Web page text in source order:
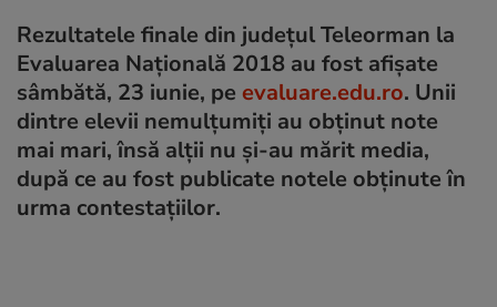
Rezultatele finale din județul Teleorman la
Evaluarea Națională 2018 au fost afișate
sâmbătă, 23 iunie, pe evaluare.edu.ro. Unii
dintre elevii nemulțumiți au obținut note
mai mari, însă alții nu și-au mărit media,
după ce au fost publicate notele obținute în
urma contestațiilor.